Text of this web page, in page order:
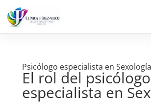
Psicólogo especialista en Sexología
El rol del psicólogo
especialista en